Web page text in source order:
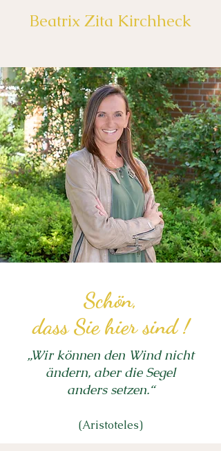
Beatrix Zita Kirchheck
Schön,
dass Sie hier sind !
„Wir können den Wind nicht
ändern, aber die Segel
anders setzen.“
(Aristoteles)